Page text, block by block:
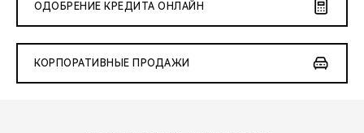
ОДОБРЕНИЕ КРЕДИТА ОНЛАЙН
КОРПОРАТИВНЫЕ ПРОДАЖИ